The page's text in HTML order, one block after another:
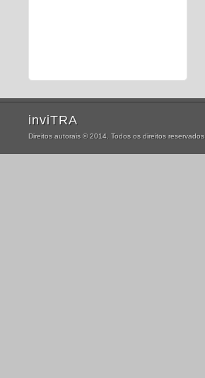
inviTRA
Direitos autorais © 2014. Todos os direitos reservados.